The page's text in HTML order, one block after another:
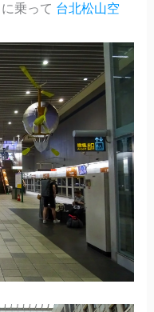
に乗って 台北松山空